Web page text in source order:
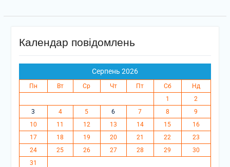
Календар повідомлень
Серпень 2026
Пн Вт Ср Чт Пт Сб
Нд
1
2
3
4 5 6 7 8
9
10
11 12 13 14 15
16
17
18 19 20 21 22
23
24
25 26 27 28 29
30
31